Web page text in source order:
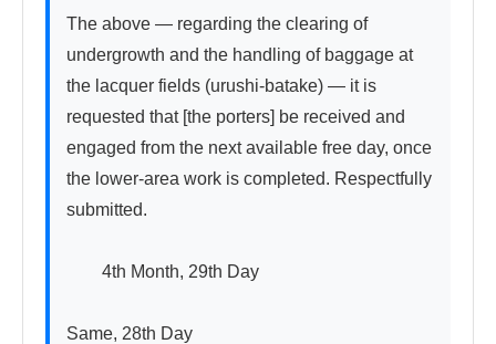
The above — regarding the clearing of
undergrowth and the handling of baggage at
the lacquer fields (urushi-batake) — it is
requested that [the porters] be received and
engaged from the next available free day, once
the lower-area work is completed. Respectfully
submitted.
4th Month, 29th Day
Same, 28th Day